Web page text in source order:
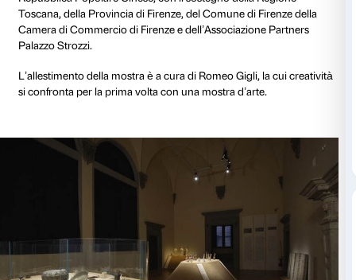
sintesi della civiltà cinese: la sua arte rappresenta
della storia culturale del Paese e il suo splendore
paragonabile a quello del Rinascimento fiorentino.
le loro radici in una fortunata combinazione di
linguistica, grandi viaggi e apertura alle nuove idee
tre capitali più importanti della storia cinese del
Nanchino, la capitale del sud nel periodo di
prima città degli Han Orientali e la seconda nel
quando la capitale principale era la magnifica
Xi’an, nel settimo secolo la più grande metropoli
oltre 2 milioni di abitanti.